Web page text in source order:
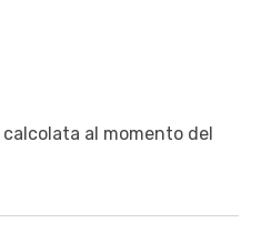
calcolata al momento del